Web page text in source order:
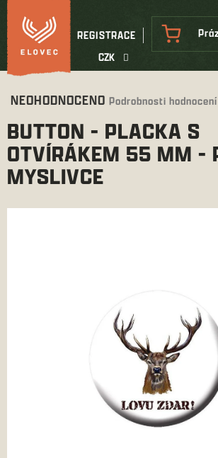
Přejít
na
obsah
CZK
REGISTRACE
Průměrné
produktu
je
0,0
z
hvězdiček.
NEOHODNOCENO Podrobnosti hodnocení
BUTTON - PLACKA S
OTVÍRÁKEM 55 MM -
MYSLIVCE